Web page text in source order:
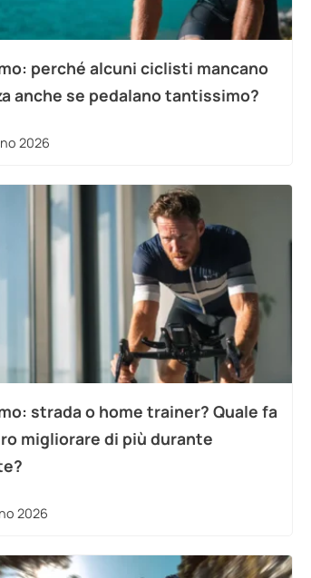
perché alcuni ciclisti mancano
anche se pedalano tantissimo?
2026
strada o home trainer? Quale fa
migliorare di più durante
2026